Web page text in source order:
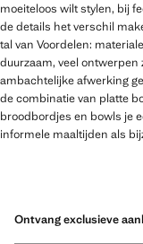
moeiteloos wilt stylen, bij
de details het verschil
tal van Voordelen:
duurzaam, veel
ambachtelijke afwerking
de combinatie van platte
broodbordjes en bowls je
informele maaltijden als
Ontvang exclusieve